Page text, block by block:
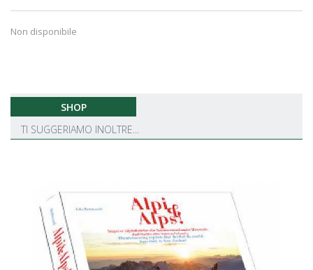
Non disponibile
SHOP
TI SUGGERIAMO INOLTRE...